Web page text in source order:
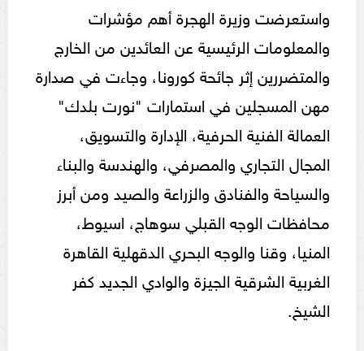
واستعرضت وزيرة الهجرة أهم مؤشرات
والمعلومات الرئيسية عن العائدين من الخارج
والمتضررين إثر جائحة كورونا، وجاءت في صدارة
مهن المسجلين في استمارات "نورت بلدك"
العمالة الفنية الحرفية، الإدارة والتسويق،
المجال التجاري والمصرفي، والهندسة والبناء
والسياحة والفنادق والزراعة والصيد ومن أبرز
محافظات الوجه القبلي سوهاج، اسيوط،
المنيا، وقنا والوجه البحري الدقهلية القاهرة
الغربية الشرقية الجيزة والوادي الجديد كفر
الشيخ.